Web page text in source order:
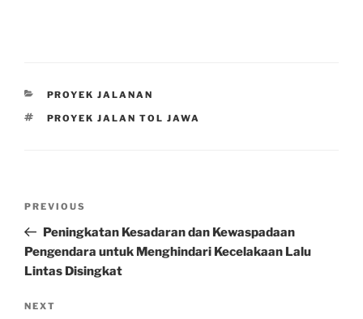
CATEGORIES
PROYEK JALANAN
TAGS
PROYEK JALAN TOL JAWA
Previous
Post
PREVIOUS
Peningkatan Kesadaran dan Kewaspadaan
Pengendara untuk Menghindari Kecelakaan Lalu
Lintas Disingkat
Next
NEXT